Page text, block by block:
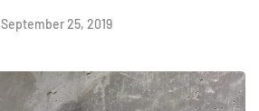
September 25, 2019